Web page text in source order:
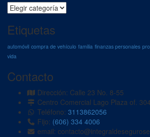
Etiquetas
automóvil compra de vehículo familia finanzas personales
vida
Contacto
Dirección: Calle 23 No. 8-55
Centro Comercial Lago Plaza of. 304
Teléfono: 3113862056
Fijo: (606) 334 4006
email: